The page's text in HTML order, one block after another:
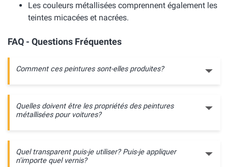
Les couleurs métallisées comprennent également les
teintes micacées et nacrées.
FAQ - Questions Fréquentes
Comment ces peintures sont-elles produites?
Quelles doivent être les propriétés des peintures
métallisées pour voitures?
Quel transparent puis-je utiliser? Puis-je appliquer
n'importe quel vernis?